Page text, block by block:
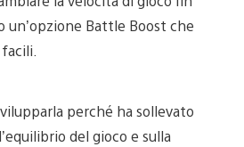
un’opzione Battle Boost che
perché ha sollevato
del gioco e sulla